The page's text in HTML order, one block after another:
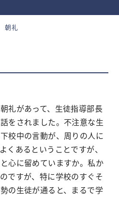
朝礼
礼があって、生徒指導部長
をされました。不注意な生
校中の言動が、周りの人に
くあるということですが、
心に留めていますか。私か
ですが、特に学校のすぐそ
の生徒が通ると、まるで学